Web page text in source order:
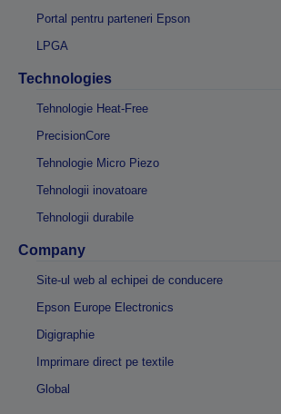
Portal pentru parteneri Epson
LPGA
Technologies
Tehnologie Heat-Free
PrecisionCore
Tehnologie Micro Piezo
Tehnologii inovatoare
Tehnologii durabile
Company
Site-ul web al echipei de conducere
Epson Europe Electronics
Digigraphie
Imprimare direct pe textile
Global